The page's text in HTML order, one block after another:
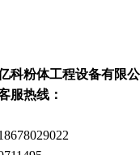
科粉体工程设备有限公
服热线：